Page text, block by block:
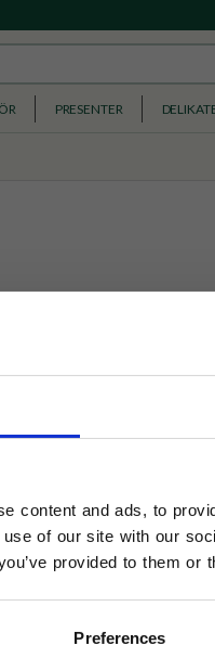
content and ads, to
of our site with our
provided to them
Preferences
PRESENTER
Läs mer